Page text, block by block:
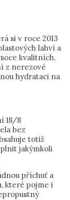
si v roce 2013
lahví a
kvalitních,
z nerezové
hydrataci na
18/8
bez
totiž
jakýmkoli
příchuť a
které pojme i